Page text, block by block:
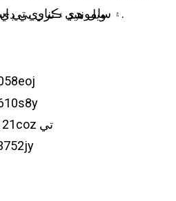
۽ سامونڊي ڪناري تي استعمال ڪري سگهجن ٿا.